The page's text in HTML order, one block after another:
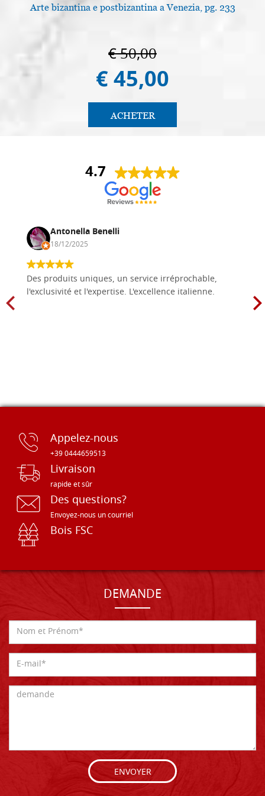
Arte bizantina e postbizantina a Venezia, pg. 233
€ 50,00
€ 45,00
ACHETER
4.7
Antonella Benelli
18/12/2025
Des produits uniques, un service irréprochable,
l'exclusivité et l'expertise. L'excellence italienne.
Appelez-nous
+39 0444659513
Livraison
rapide et sûr
Des questions?
Envoyez-nous un courriel
Bois FSC
DEMANDE
ENVOYER